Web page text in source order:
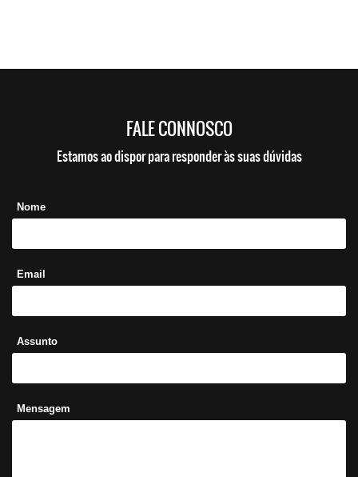
FALE CONNOSCO
Estamos ao dispor para responder às suas dúvidas
Nome
Email
Assunto
Mensagem